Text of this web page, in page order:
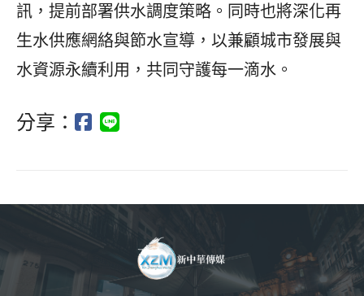
訊，提前部署供水調度策略。同時也將深化再
生水供應網絡與節水宣導，以兼顧城市發展與
水資源永續利用，共同守護每一滴水。
分享：